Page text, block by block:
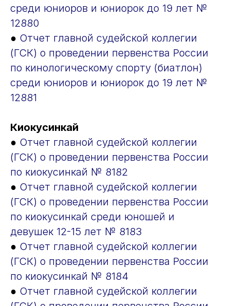
среди юниоров и юниорок до 19 лет №
12880
● Отчет главной судейской коллегии
(ГСК) о проведении первенства России
по кинологическому спорту (биатлон)
среди юниоров и юниорок до 19 лет №
12881
Киокусинкай
● Отчет главной судейской коллегии
(ГСК) о проведении первенства России
по киокусинкай № 8182
● Отчет главной судейской коллегии
(ГСК) о проведении первенства России
по киокусинкай среди юношей и
девушек 12-15 лет № 8183
● Отчет главной судейской коллегии
(ГСК) о проведении первенства России
по киокусинкай № 8184
● Отчет главной судейской коллегии